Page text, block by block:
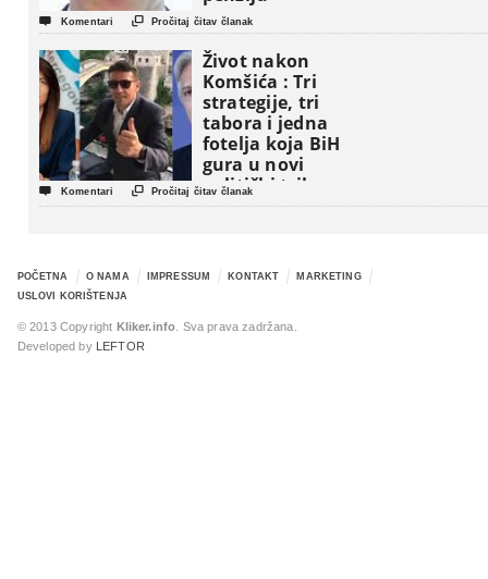
 Komentari  Pročitaj čitav članak
Život nakon
Komšića : Tri
strategije, tri
tabora i jedna
fotelja koja BiH
gura u novi
politički triler
 Komentari  Pročitaj čitav članak
POČETNA O NAMA IMPRESSUM KONTAKT
MARKETING
USLOVI KORIŠTENJA
© 2013 Copyright Kliker.info . Sva prava zadržana.
Developed by
LEFTOR